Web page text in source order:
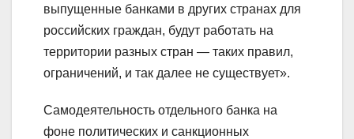
выпущенные банками в других странах для
российских граждан, будут работать на
территории разных стран — таких правил,
ограничений, и так далее не существует».
Самодеятельность отдельного банка на
фоне политических и санкционных